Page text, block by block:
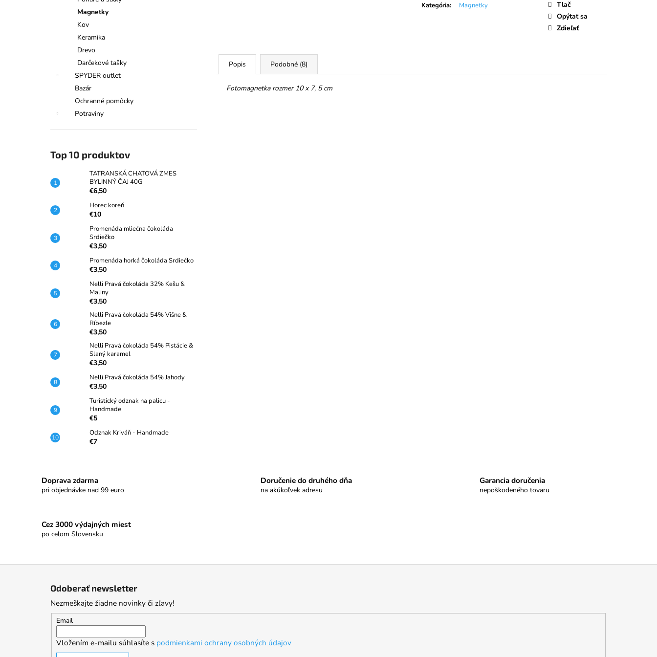
Magnetky
Kov
Keramika
Drevo
Darčekové tašky
SPYDER outlet
Bazár
Ochranné pomôcky
Potraviny
Top 10 produktov
TATRANSKÁ CHATOVÁ ZMES
BYLINNÝ ČAJ 40G
€6,50
Horec koreň
€10
Promenáda mliečna čokoláda
Srdiečko
€3,50
Promenáda horká čokoláda Srdiečko
€3,50
Nelli Pravá čokoláda 32% Kešu &
Maliny
€3,50
Nelli Pravá čokoláda 54% Višne &
Ríbezle
€3,50
Nelli Pravá čokoláda 54% Pistácie &
Slaný karamel
€3,50
Nelli Pravá čokoláda 54% Jahody
€3,50
Turistický odznak na palicu -
Handmade
€5
Odznak Kriváň - Handmade
€7
Kategória: Magnetky
Tlač
Opýtať sa
Zdieľať
Popis Podobné (8)
Fotomagnetka rozmer 10 x 7, 5 cm
BYLINNÝ ČAJ 40G
Doprava zdarma
pri objednávke nad 99 euro
Doručenie do druhého dňa
na akúkoľvek adresu
Garancia doručenia
nepoškodeného tovaru
Cez 3000 výdajných miest
po celom Slovensku
Odoberať newsletter
Nezmeškajte žiadne novinky či zľavy!
Email
Vložením e-mailu súhlasíte s podmienkami ochrany osobných údajov